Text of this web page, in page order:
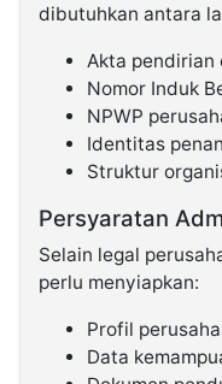
dibutuhkan antara
Akta pendirian
Nomor Induk
NPWP
Identitas
Struktur
Persyaratan
Selain legal
perlu menyiapkan:
Profil
Data